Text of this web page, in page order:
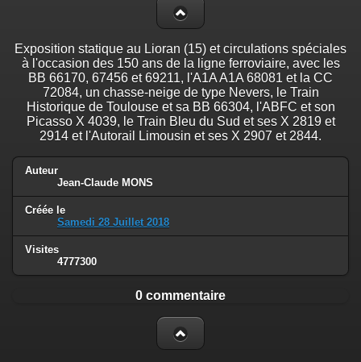
Exposition statique au Lioran (15) et circulations spéciales
à l'occasion des 150 ans de la ligne ferroviaire, avec les
BB 66170, 67456 et 69211, l'A1A A1A 68081 et la CC
72084, un chasse-neige de type Nevers, le Train
Historique de Toulouse et sa BB 66304, l'ABFC et son
Picasso X 4039, le Train Bleu du Sud et ses X 2819 et
2914 et l'Autorail Limousin et ses X 2907 et 2844.
Auteur
Jean-Claude MONS
Créée le
Samedi 28 Juillet 2018
Visites
4777300
0 commentaire